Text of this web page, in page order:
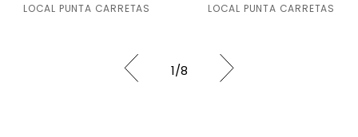
LOCAL PUNTA CARRETAS
LOCAL PUNTA CARRETAS
1/8